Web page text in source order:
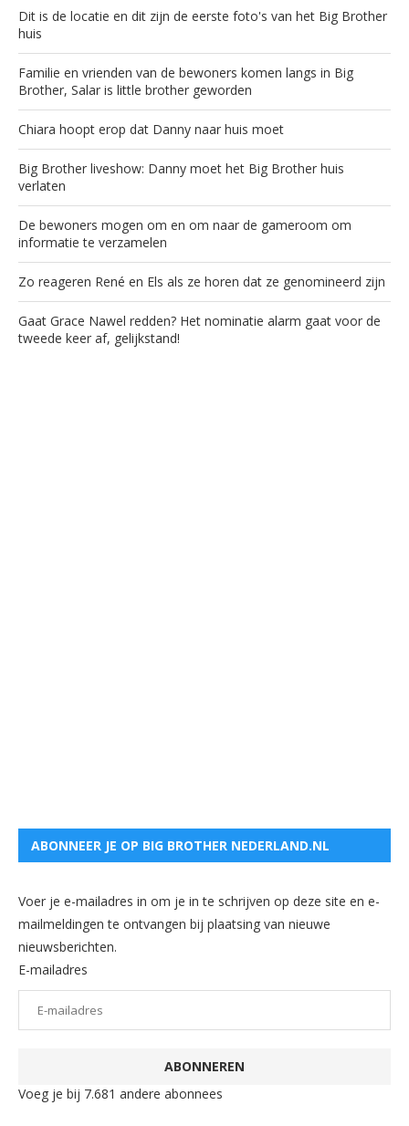
Dit is de locatie en dit zijn de eerste foto's van het Big Brother
huis
Familie en vrienden van de bewoners komen langs in Big
Brother, Salar is little brother geworden
Chiara hoopt erop dat Danny naar huis moet
Big Brother liveshow: Danny moet het Big Brother huis
verlaten
De bewoners mogen om en om naar de gameroom om
informatie te verzamelen
Zo reageren René en Els als ze horen dat ze genomineerd zijn
Gaat Grace Nawel redden? Het nominatie alarm gaat voor de
tweede keer af, gelijkstand!
ABONNEER JE OP BIG BROTHER NEDERLAND.NL
Voer je e-mailadres in om je in te schrijven op deze site en e-
mailmeldingen te ontvangen bij plaatsing van nieuwe
nieuwsberichten.
E-mailadres
ABONNEREN
Voeg je bij 7.681 andere abonnees